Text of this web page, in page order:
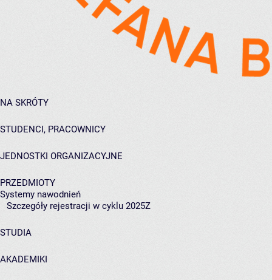
NA SKRÓTY
STUDENCI, PRACOWNICY
JEDNOSTKI ORGANIZACYJNE
PRZEDMIOTY
Systemy nawodnień
Szczegóły rejestracji w cyklu 2025Z
STUDIA
AKADEMIKI